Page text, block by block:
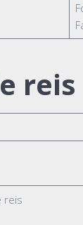
reis
reis